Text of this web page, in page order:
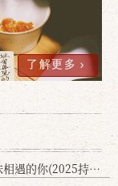
了解更多
你(2025持續更新